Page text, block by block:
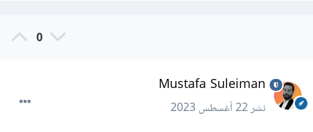
0
Mustafa Suleiman
نشر22 أغسطس 2023